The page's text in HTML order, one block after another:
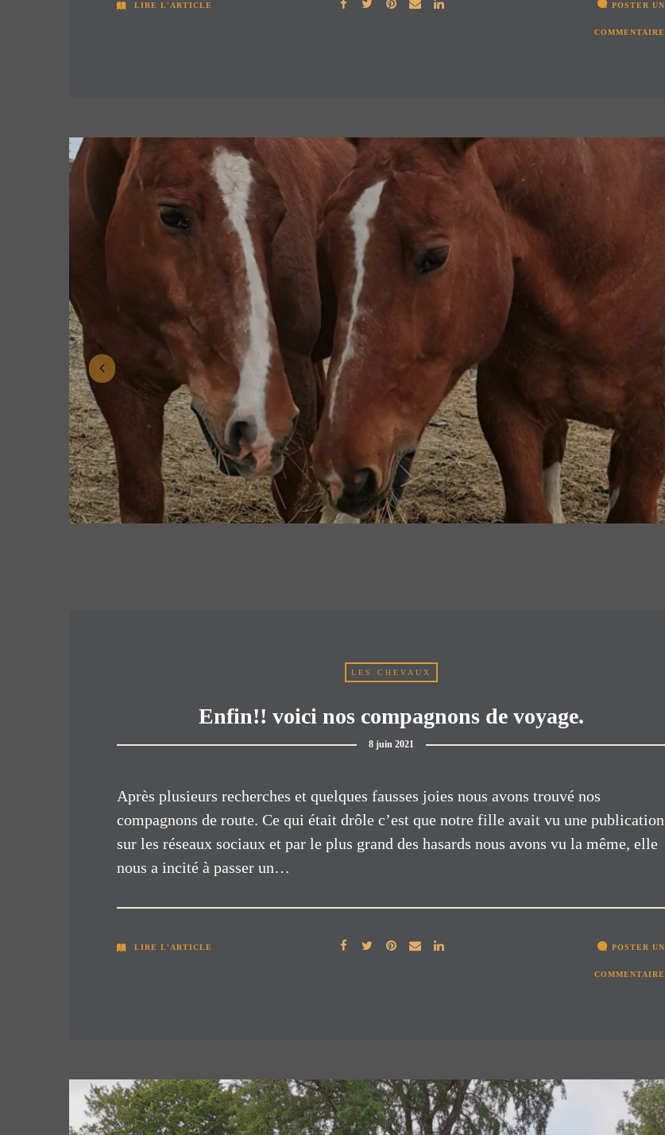
LIRE L'ARTICLE POSTER UN
COMMENTAIRE
LES CHEVAUX
Enfin!! voici nos compagnons de voyage.
8 juin 2021
Après plusieurs recherches et quelques fausses joies nous avons trouvé nos
compagnons de route. Ce qui était drôle c’est que notre fille avait vu une publication
sur les réseaux sociaux et par le plus grand des hasards nous avons vu la même, elle
nous a incité à passer un…
LIRE L'ARTICLE POSTER UN
COMMENTAIRE